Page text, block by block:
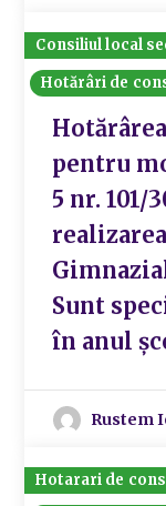
Consiliul local
Hotărâri de
Hotărârea
pentru
5 nr. 101/
Sunt
în anul
Rustem
Hotarari de